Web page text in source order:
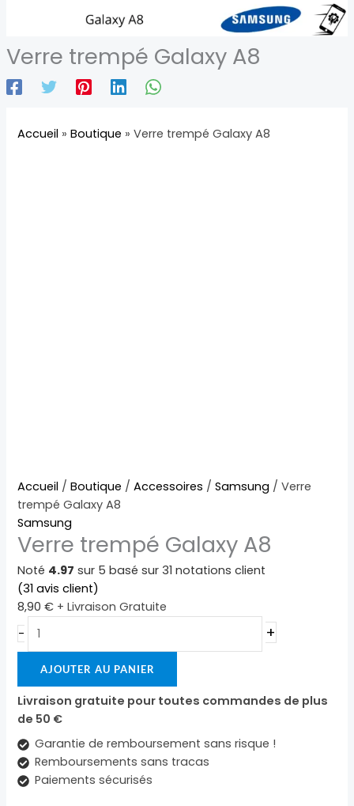
Verre trempé Galaxy A8
Accueil »Boutique »Verre trempé Galaxy A8
Accueil /Boutique /Accessoires /Samsung / Verre
trempé Galaxy A8
Samsung
Verre trempé Galaxy A8
Noté 4.97 sur 5 basé sur 31 notations client
(31 avis client)
8,90€ + Livraison Gratuite
-
quantité
de
Verre
trempé
A8
+
AJOUTER AU PANIER
Livraison gratuite pour toutes commandes de plus
de 50 €
Garantie de remboursement sans risque !
Remboursements sans tracas
Paiements sécurisés